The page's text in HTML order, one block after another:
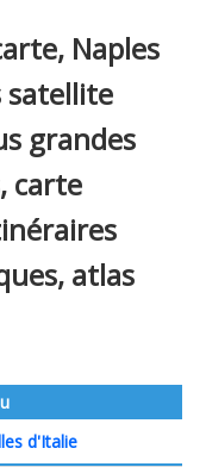
Naples
satellite
grandes
carte
atlas
d'Italie